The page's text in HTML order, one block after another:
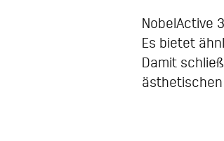
NobelActive
Es bietet
Damit